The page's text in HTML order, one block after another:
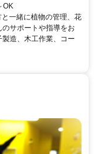
OK
一緒に植物の管理、花
サポートや指導をお
造、木工作業、コー